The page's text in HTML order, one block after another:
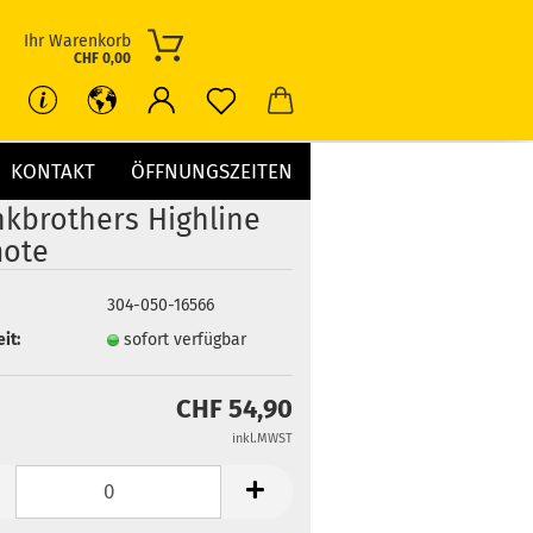
Ihr Warenkorb
CHF 0,00
KONTAKT ÖFFNUNGSZEITEN
Highline
304-050-16566
sofort verfügbar
CHF 54,90
inkl.MWST